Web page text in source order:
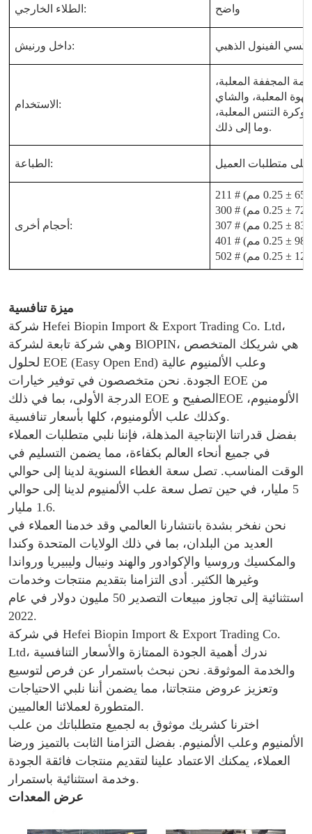
الطلاء الخارجي: واضح
داخل ورنيش: الفينول الذهبي
الاستخدام:
المجففة المعلبة،
المعلبة، والشاي
وكرة التنس المعلبة،
وما إلى ذلك.
الطباعة: متطلبات العميل
أحجام أخرى:
ميزة تنافسية
شركة Hefei Biopin Import & Export Trading Co. Ltd،
وهي شركة تابعة لشركة BlOPIN، هي شريكك المتخصص
لحلول EOE (Easy Open End) وعلب الألمنيوم عالية
الجودة. نحن متخصصون في توفير خيارات EOE من
الدرجة الأولى، بما في ذلك EOE الصفيح وEOE الألومنيوم،
وكذلك علب الألومنيوم، كلها بأسعار تنافسية.
بفضل قدراتنا الإنتاجية المذهلة، فإننا نلبي متطلبات العملاء
في جميع أنحاء العالم بكفاءة، مما يضمن التسليم في
الوقت المناسب. تصل سعة الغطاء السنوية لدينا إلى حوالي
5 مليار، في حين تصل سعة علب الألمنيوم لدينا إلى حوالي
1.6 مليار.
نحن نفخر بشدة بانتشارنا العالمي وقد خدمنا العملاء في
العديد من البلدان، بما في ذلك الولايات المتحدة وكندا
والمكسيك وروسيا والإكوادور والهند ونيبال وليبيريا ورواندا
وغيرها الكثير. أدى التزامنا بتقديم منتجات وخدمات
استثنائية إلى تجاوز مبيعات التصدير 50 مليون دولار في عام
2022.
في شركة Hefei Biopin Import & Export Trading Co.
Ltd، ندرك أهمية الجودة الممتازة والأسعار التنافسية
والخدمة الموثوقة. نحن نبحث باستمرار عن فرص لتوسيع
وتعزيز عروض منتجاتنا، مما يضمن أننا نلبي الاحتياجات
المتطورة لعملائنا العالميين.
اخترنا كشريك موثوق به لجميع متطلباتك من علب
الألمنيوم وعلب الألمنيوم. بفضل التزامنا الثابت بالتميز ورضا
العملاء، يمكنك الاعتماد علينا لتقديم منتجات فائقة الجودة
وخدمة استثنائية باستمرار.
عرض المعدات